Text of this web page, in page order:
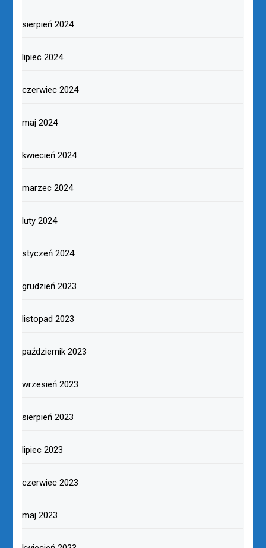
sierpień 2024
lipiec 2024
czerwiec 2024
maj 2024
kwiecień 2024
marzec 2024
luty 2024
styczeń 2024
grudzień 2023
listopad 2023
październik 2023
wrzesień 2023
sierpień 2023
lipiec 2023
czerwiec 2023
maj 2023